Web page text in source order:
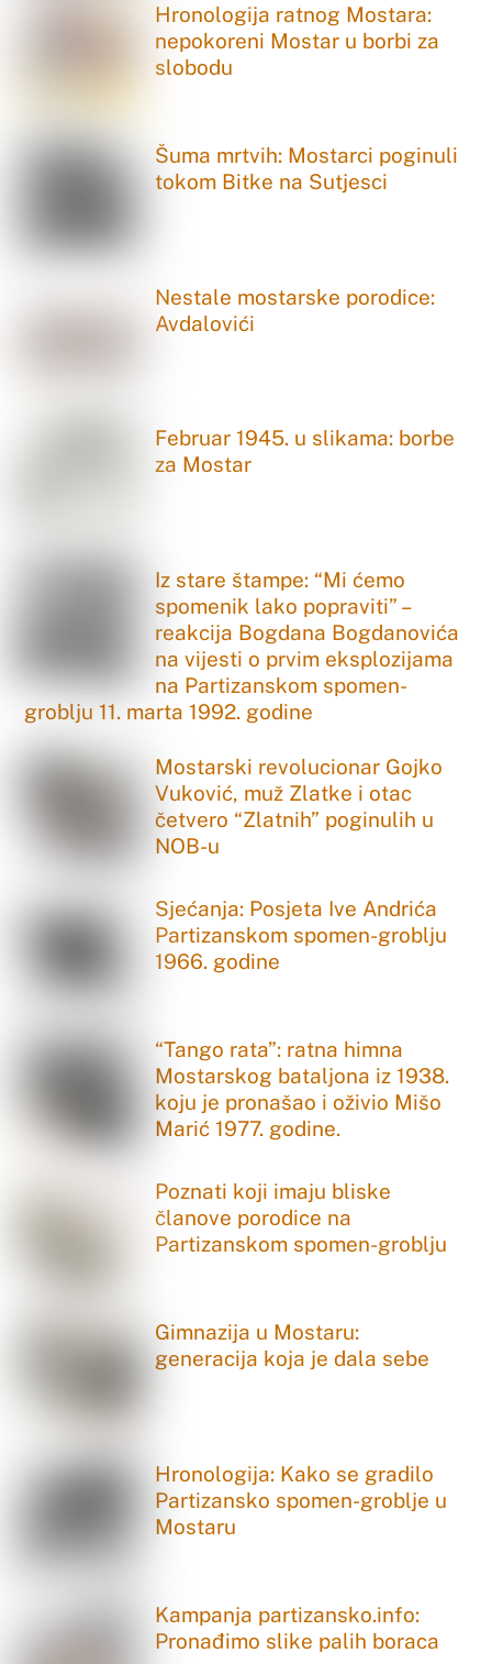
Hronologija ratnog Mostara:
nepokoreni Mostar u borbi za
slobodu
Šuma mrtvih: Mostarci poginuli
tokom Bitke na Sutjesci
Nestale mostarske porodice:
Avdalovići
Februar 1945. u slikama: borbe
za Mostar
Iz stare štampe: “Mi ćemo
spomenik lako popraviti” –
reakcija Bogdana Bogdanovića
na vijesti o prvim eksplozijama
na Partizanskom spomen-
groblju 11. marta 1992. godine
Mostarski revolucionar Gojko
Vuković, muž Zlatke i otac
četvero “Zlatnih” poginulih u
NOB-u
Sjećanja: Posjeta Ive Andrića
Partizanskom spomen-groblju
1966. godine
“Tango rata”: ratna himna
Mostarskog bataljona iz 1938.
koju je pronašao i oživio Mišo
Marić 1977. godine.
Poznati koji imaju bliske
članove porodice na
Partizanskom spomen-groblju
Gimnazija u Mostaru:
generacija koja je dala sebe
Hronologija: Kako se gradilo
Partizansko spomen-groblje u
Mostaru
Kampanja partizansko.info:
Pronađimo slike palih boraca